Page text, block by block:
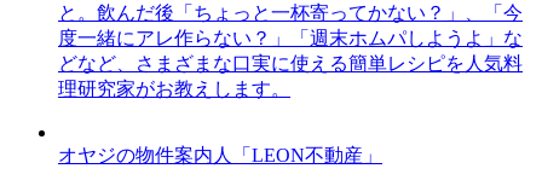
と。飲んだ後「ちょっと一杯寄ってかない？」、「今
度一緒にアレ作らない？」「週末ホムパしようよ」な
どなど、さまざまな口実に使える簡単レシピを人気料
理研究家がお教えします。
オヤジの物件案内人「LEON不動産」